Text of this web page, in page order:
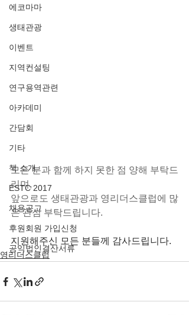
에코마마
생태관광
이벤트
지역컨설팅
연구용역관련
아카데미
간담회
기타
책 소개
ESTC 2017
채용공고
후원회원 가입신청
공익법인결산서류
모든 분과 함께 하지 못한 점 양해 부탁드
리며,
앞으로도 생태관광과 영리더스클럽에 많
은 관심 부탁드립니다.
지원해주신 모든 분들께 감사드립니다.
영리더스클럽